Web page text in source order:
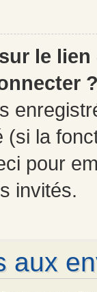
le lien
(si la
pour
invités.
aux